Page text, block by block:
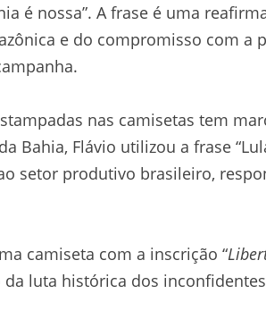
é nossa”. A frase é uma
e do compromisso com a
nas camisetas tem
Bahia, Flávio utilizou a frase
setor produtivo brasileiro,
camiseta com a inscrição “
luta histórica dos